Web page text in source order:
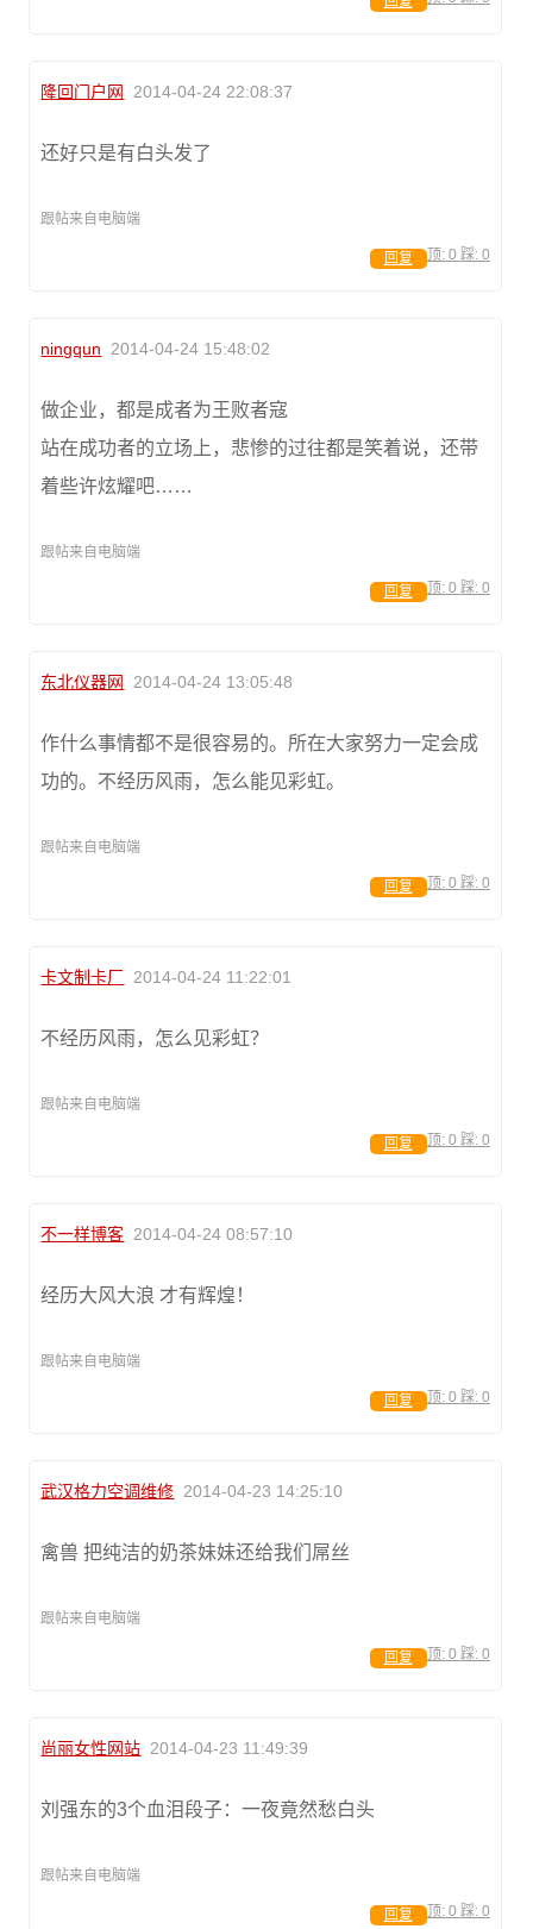
隆回门户网 2014-04-24 22:08:37
还好只是有白头发了
跟帖来自电脑端
顶: 0 踩: 0
回复
ningqun 2014-04-24 15:48:02
做企业，都是成者为王败者寇
站在成功者的立场上，悲惨的过往都是笑着说，还带
着些许炫耀吧……
跟帖来自电脑端
顶: 0 踩: 0
回复
东北仪器网 2014-04-24 13:05:48
作什么事情都不是很容易的。所在大家努力一定会成
功的。不经历风雨，怎么能见彩虹。
跟帖来自电脑端
顶: 0 踩: 0
回复
卡文制卡厂 2014-04-24 11:22:01
不经历风雨，怎么见彩虹？
跟帖来自电脑端
顶: 0 踩: 0
回复
不一样博客 2014-04-24 08:57:10
经历大风大浪 才有辉煌！
跟帖来自电脑端
顶: 0 踩: 0
回复
武汉格力空调维修 2014-04-23 14:25:10
禽兽 把纯洁的奶茶妹妹还给我们屌丝
跟帖来自电脑端
顶: 0 踩: 0
回复
尚丽女性网站 2014-04-23 11:49:39
刘强东的3个血泪段子：一夜竟然愁白头
跟帖来自电脑端
顶: 0 踩: 0
回复